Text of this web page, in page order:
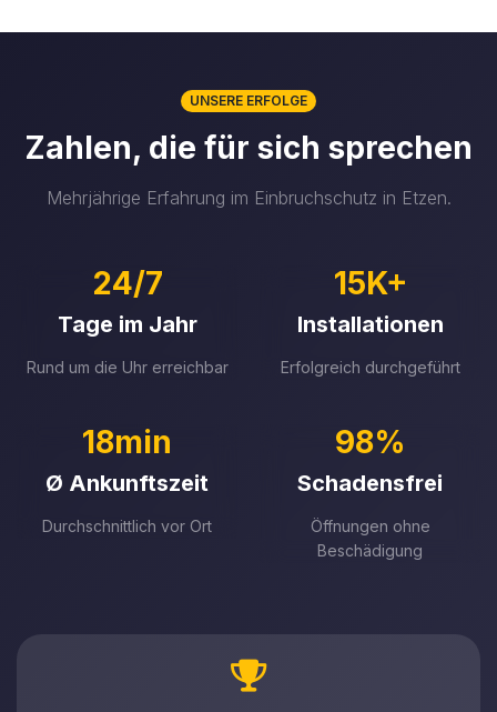
UNSERE ERFOLGE
Zahlen, die für sich sprechen
Mehrjährige Erfahrung im Einbruchschutz in Etzen.
24/7
Tage im Jahr
Rund um die Uhr erreichbar
15K+
Installationen
Erfolgreich durchgeführt
18min
Ø Ankunftszeit
Durchschnittlich vor Ort
98%
Schadensfrei
Öffnungen ohne
Beschädigung